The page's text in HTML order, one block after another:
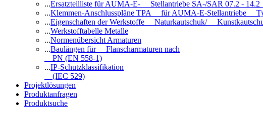
...Ersatzteilliste für AUMA-E- Stellantriebe SA-/SAR 07.2 -
...Klemmen-Anschlusspläne TPA für AUMA-E-Stellantriebe
...Eigenschaften der Werkstoffe Naturkautschuk/
...Werkstofftabelle Metalle
...Normenübersicht Armaturen
...Baulängen für Flanscharmaturen nach
PN (EN 558-1)
...IP-Schutzklassifikation
(IEC 529)
Projektlösungen
Produktanfragen
Produktsuche